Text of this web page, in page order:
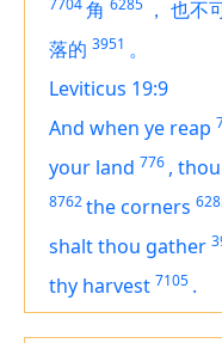
7704角 6285 ， 也不
落的 3951 。
Leviticus 19:9
And when ye reap
your land 776 ,
8762the corners
shalt thou gather
thy harvest 7105 .